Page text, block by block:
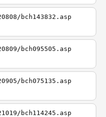
bch143832.asp
bch095505.asp
bch075135.asp
bch114245.asp